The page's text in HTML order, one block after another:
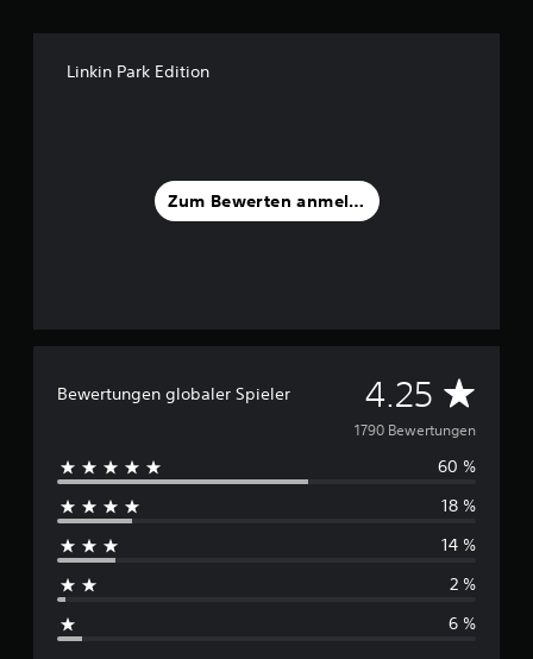
Linkin Park Edition
Zum Bewerten anmelden
Bewertungen globaler Spieler 4.25 D
u
r
c
h
s
1790 Bewertungen
60 %
18 %
14 %
2 %
6 %